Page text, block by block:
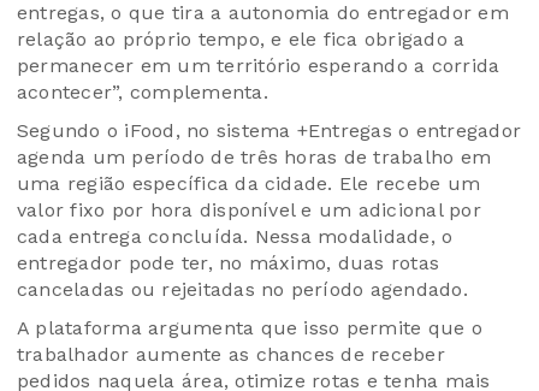
entregas, o que tira a autonomia do entregador em
relação ao próprio tempo, e ele fica obrigado a
permanecer em um território esperando a corrida
acontecer”, complementa.
Segundo o iFood, no sistema +Entregas o entregador
agenda um período de três horas de trabalho em
uma região específica da cidade. Ele recebe um
valor fixo por hora disponível e um adicional por
cada entrega concluída. Nessa modalidade, o
entregador pode ter, no máximo, duas rotas
canceladas ou rejeitadas no período agendado.
A plataforma argumenta que isso permite que o
trabalhador aumente as chances de receber
pedidos naquela área, otimize rotas e tenha mais